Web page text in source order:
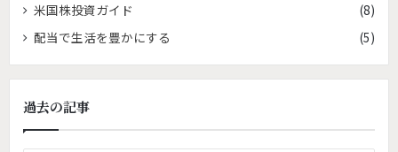
米国株投資ガイド
(8)
配当で生活を豊かにする
(5)
過去の記事